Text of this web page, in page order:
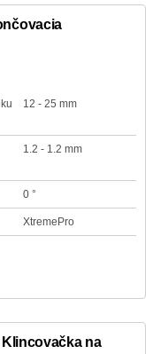
12 - 25 mm
1.2 - 1.2 mm
0 °
XtremePro
na